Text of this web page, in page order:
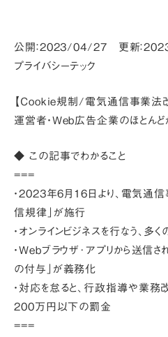
公開：2023/04/27 更新：
プライバシーテック
【Cookie規制/電気通信事業法改
運営者・Web広告企業のほとん
◆ この記事でわかること
===
・2023年6月16日より、電気通
信規律」が施行
・オンラインビジネスを行なう、多
・Webブラウザ･アプリから送信
の付与」が義務化
・対応を怠ると、行政指導や業
200万円以下の罰金
===